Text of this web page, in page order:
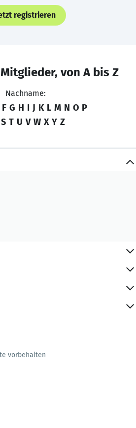
registrieren
Mitglieder, von A bis Z
Nachname:
F G H I J K L M N O P
S T U V W X Y Z
vorbehalten